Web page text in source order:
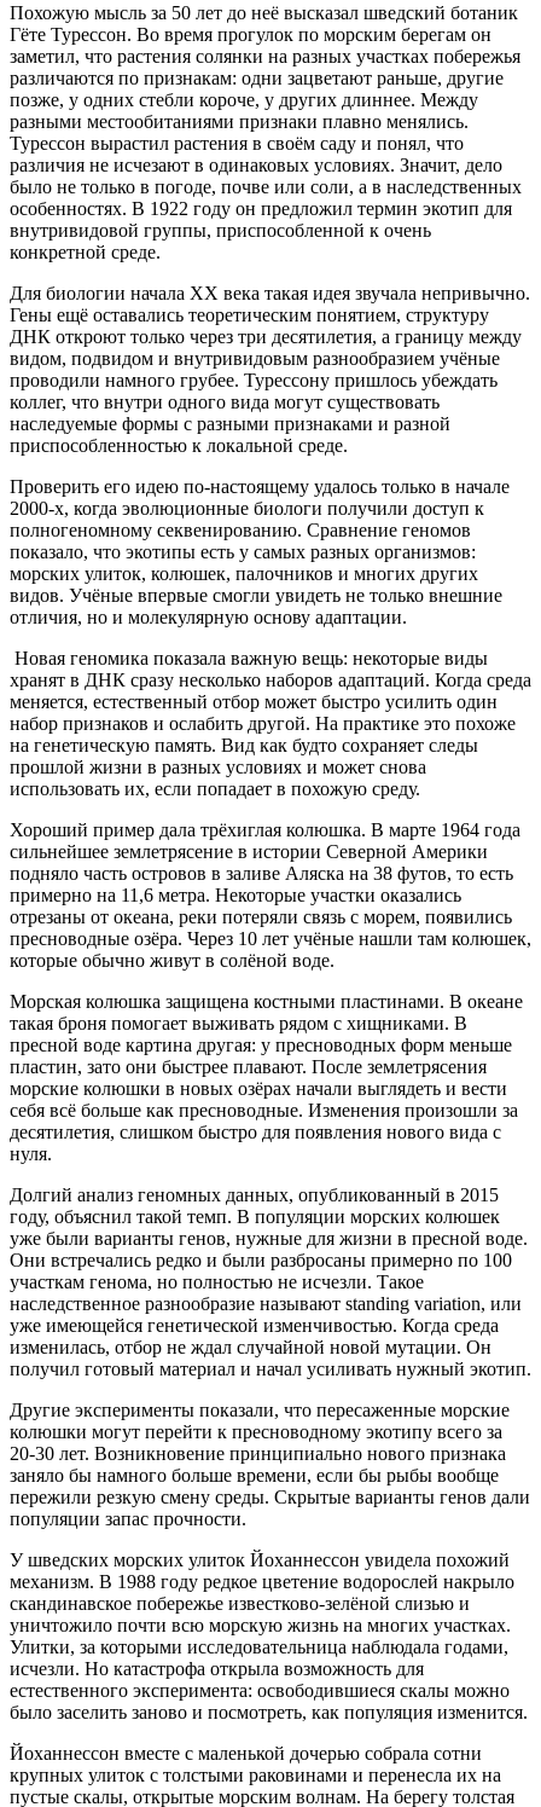
Похожую мысль за 50 лет до неё высказал шведский ботаник
Гёте Турессон. Во время прогулок по морским берегам он
заметил, что растения солянки на разных участках побережья
различаются по признакам: одни зацветают раньше, другие
позже, у одних стебли короче, у других длиннее. Между
разными местообитаниями признаки плавно менялись.
Турессон вырастил растения в своём саду и понял, что
различия не исчезают в одинаковых условиях. Значит, дело
было не только в погоде, почве или соли, а в наследственных
особенностях. В 1922 году он предложил термин экотип для
внутривидовой группы, приспособленной к очень
конкретной среде.
Для биологии начала XX века такая идея звучала непривычно.
Гены ещё оставались теоретическим понятием, структуру
ДНК откроют только через три десятилетия, а границу между
видом, подвидом и внутривидовым разнообразием учёные
проводили намного грубее. Турессону пришлось убеждать
коллег, что внутри одного вида могут существовать
наследуемые формы с разными признаками и разной
приспособленностью к локальной среде.
Проверить его идею по-настоящему удалось только в начале
2000-х, когда эволюционные биологи получили доступ к
полногеномному секвенированию. Сравнение геномов
показало, что экотипы есть у самых разных организмов:
морских улиток, колюшек, палочников и многих других
видов. Учёные впервые смогли увидеть не только внешние
отличия, но и молекулярную основу адаптации.
Новая геномика показала важную вещь: некоторые виды
хранят в ДНК сразу несколько наборов адаптаций. Когда среда
меняется, естественный отбор может быстро усилить один
набор признаков и ослабить другой. На практике это похоже
на генетическую память. Вид как будто сохраняет следы
прошлой жизни в разных условиях и может снова
использовать их, если попадает в похожую среду.
Хороший пример дала трёхиглая колюшка. В марте 1964 года
сильнейшее землетрясение в истории Северной Америки
подняло часть островов в заливе Аляска на 38 футов, то есть
примерно на 11,6 метра. Некоторые участки оказались
отрезаны от океана, реки потеряли связь с морем, появились
пресноводные озёра. Через 10 лет учёные нашли там колюшек,
которые обычно живут в солёной воде.
Морская колюшка защищена костными пластинами. В океане
такая броня помогает выживать рядом с хищниками. В
пресной воде картина другая: у пресноводных форм меньше
пластин, зато они быстрее плавают. После землетрясения
морские колюшки в новых озёрах начали выглядеть и вести
себя всё больше как пресноводные. Изменения произошли за
десятилетия, слишком быстро для появления нового вида с
нуля.
Долгий анализ геномных данных, опубликованный в 2015
году, объяснил такой темп. В популяции морских колюшек
уже были варианты генов, нужные для жизни в пресной воде.
Они встречались редко и были разбросаны примерно по 100
участкам генома, но полностью не исчезли. Такое
наследственное разнообразие называют standing variation, или
уже имеющейся генетической изменчивостью. Когда среда
изменилась, отбор не ждал случайной новой мутации. Он
получил готовый материал и начал усиливать нужный экотип.
Другие эксперименты показали, что пересаженные морские
колюшки могут перейти к пресноводному экотипу всего за
20-30 лет. Возникновение принципиально нового признака
заняло бы намного больше времени, если бы рыбы вообще
пережили резкую смену среды. Скрытые варианты генов дали
популяции запас прочности.
У шведских морских улиток Йоханнессон увидела похожий
механизм. В 1988 году редкое цветение водорослей накрыло
скандинавское побережье известково-зелёной слизью и
уничтожило почти всю морскую жизнь на многих участках.
Улитки, за которыми исследовательница наблюдала годами,
исчезли. Но катастрофа открыла возможность для
естественного эксперимента: освободившиеся скалы можно
было заселить заново и посмотреть, как популяция изменится.
Йоханнессон вместе с маленькой дочерью собрала сотни
крупных улиток с толстыми раковинами и перенесла их на
пустые скалы, открытые морским волнам. На берегу толстая